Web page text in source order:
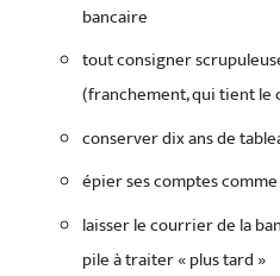
bancaire
tout consigner
(franchement, qui tient le
conserver dix ans de
épier ses comptes
laisser le courrier de la
pile à traiter « plus tard »